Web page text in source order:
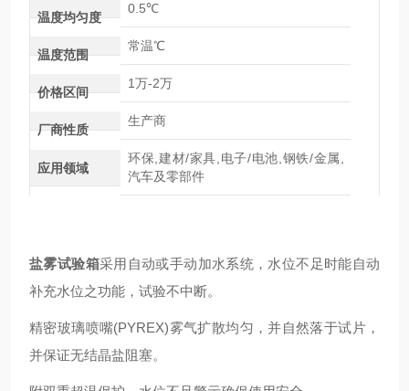
温度均匀度
0.5℃
温度范围
常温℃
价格区间
1万-2万
厂商性质
生产商
应用领域
环保,建材/家具,电子/电池,钢铁/金属,
汽车及零部件
盐雾试验箱采用自动或手动加水系统，水位不足时能自动
补充水位之功能，试验不中断。
精密玻璃喷嘴(PYREX)雾气扩散均匀，并自然落于试片，
并保证无结晶盐阻塞。